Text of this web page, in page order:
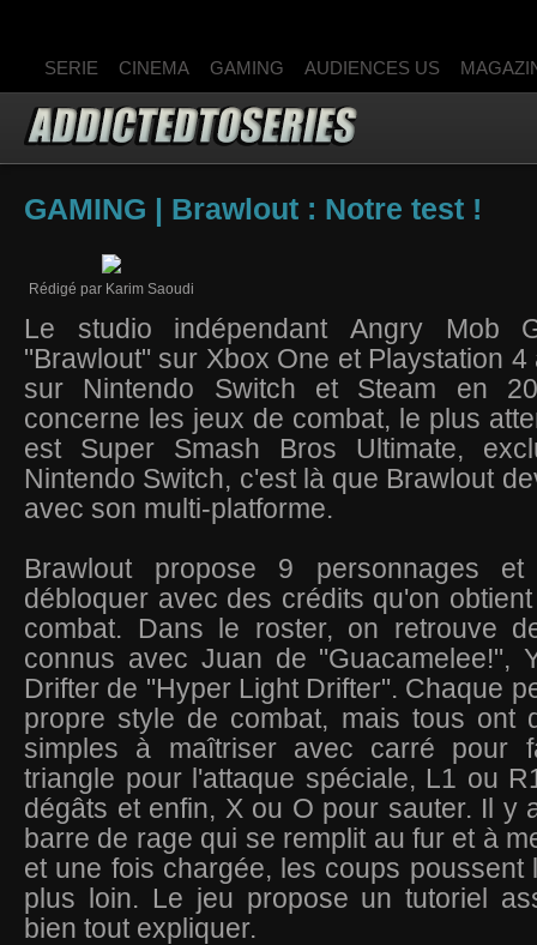
SERIE CINEMA GAMING AUDIENCES US
GAMING | Brawlout : Notre test !
Rédigé par Karim Saoudi
Le studio indépendant Angry Mob
"Brawlout" sur Xbox One et Playstation
sur Nintendo Switch et Steam en
concerne les jeux de combat, le plus
est Super Smash Bros Ultimate,
Nintendo Switch, c'est là que Brawlout
avec son multi-platforme.
Brawlout propose 9 personnages
débloquer avec des crédits qu'on
combat. Dans le roster, on retrouve
connus avec Juan de "Guacamelee!",
Drifter de "Hyper Light Drifter". Chaque
propre style de combat, mais tous ont
simples à maîtriser avec carré pour
triangle pour l'attaque spéciale, L1 ou
dégâts et enfin, X ou O pour sauter. Il y
barre de rage qui se remplit au fur et à
et une fois chargée, les coups poussent
plus loin. Le jeu propose un tutoriel
bien tout expliquer.